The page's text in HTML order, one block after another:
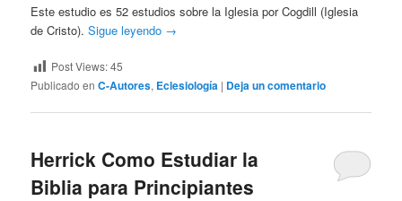
Este estudio es 52 estudios sobre la Iglesia por Cogdill (Iglesia
de Cristo).Sigue leyendo →
Post Views:45
Publicado en C-Autores, Eclesiología | Deja un comentario
Herrick Como Estudiar la
Biblia para Principiantes